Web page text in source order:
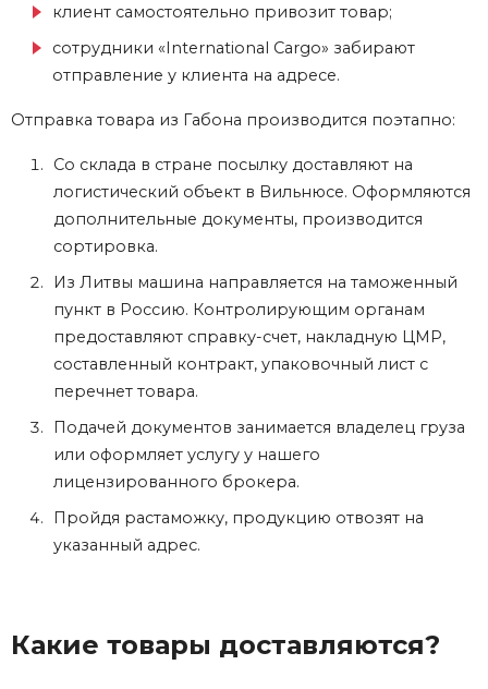
клиент самостоятельно привозит товар;
сотрудники «International Cargo» забирают
отправление у клиента на адресе.
Отправка товара из Габона производится поэтапно:
Со склада в стране посылку доставляют на
логистический объект в Вильнюсе. Оформляются
дополнительные документы, производится
сортировка.
Из Литвы машина направляется на таможенный
пункт в Россию. Контролирующим органам
предоставляют справку-счет, накладную ЦМР,
составленный контракт, упаковочный лист с
перечнет товара.
Подачей документов занимается владелец груза
или оформляет услугу у нашего
лицензированного брокера.
Пройдя растаможку, продукцию отвозят на
указанный адрес.
Какие товары доставляются?